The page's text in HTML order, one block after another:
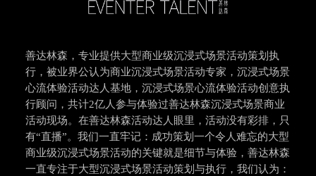
善达林森，专业提供大型商业级沉浸式场景活动策划执
行，被业界公认为商业沉浸式场景活动专家，沉浸式场景
心流体验活动达人基地，沉浸式场景心流体验活动创意执
行顾问，共计2亿人参与体验过善达林森沉浸式场景商业
活动现场。在善达林森活动达人眼里，活动没有彩排，只
有“直播”。我们一直牢记：成功策划一个令人难忘的大型
商业级沉浸式场景活动的关键就是细节与体验，善达林森
一直专注于大型沉浸式场景活动策划与执行，我们认为：